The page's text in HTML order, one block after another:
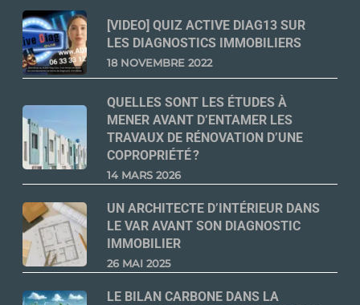
[VIDEO] QUIZ ACTIVE DIAG13 SUR
LES DIAGNOSTICS IMMOBILIERS
18 NOVEMBRE 2022
QUELLES SONT LES ÉTUDES À
MENER AVANT D’ENTAMER LES
TRAVAUX DE RÉNOVATION D’UNE
COPROPRIÉTÉ ?
14 MARS 2026
UN ARCHITECTE D’INTÉRIEUR DANS
LE VAR AVANT SON DIAGNOSTIC
IMMOBILIER
26 MAI 2025
LE BILAN CARBONE DANS LA